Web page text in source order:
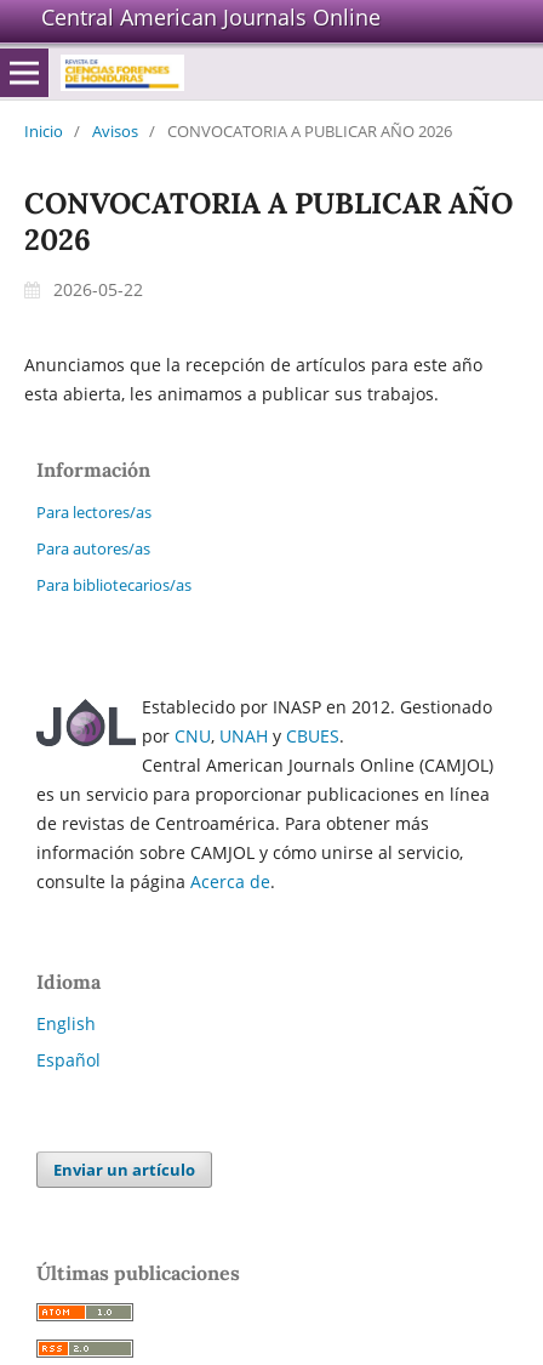
Central American Journals Online
Inicio / Avisos / CONVOCATORIA A PUBLICAR AÑO 2026
CONVOCATORIA A PUBLICAR AÑO
2026
2026-05-22
Anunciamos que la recepción de artículos para este año
esta abierta, les animamos a publicar sus trabajos.
Información
Para lectores/as
Para autores/as
Para bibliotecarios/as
Establecido por INASP en 2012. Gestionado
por CNU, UNAH y CBUES.
Central American Journals Online (CAMJOL)
es un servicio para proporcionar publicaciones en línea
de revistas de Centroamérica. Para obtener más
información sobre CAMJOL y cómo unirse al servicio,
consulte la página Acerca de.
Idioma
English
Español
Enviar un artículo
Últimas publicaciones